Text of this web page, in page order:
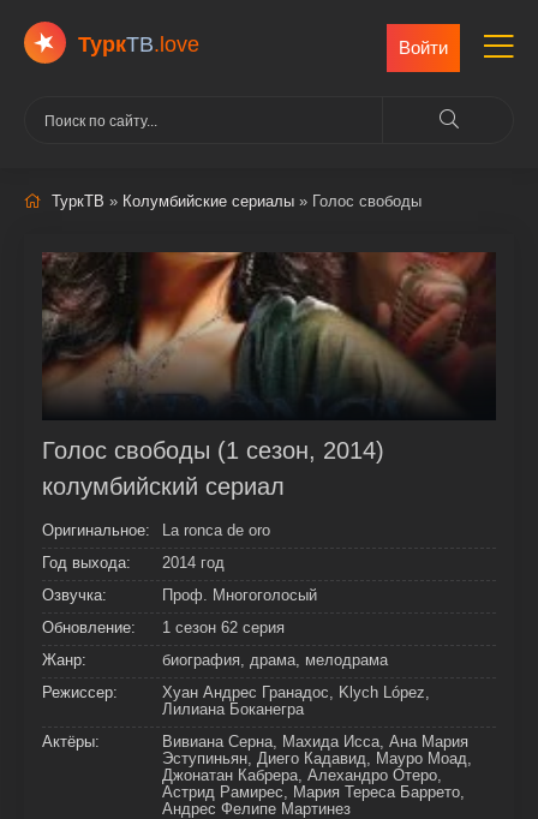
ТуркТВ.love Войти
ТуркТВ » Колумбийские сериалы » Голос свободы
Голос свободы (1 сезон, 2014)
колумбийский сериал
Оригинальное:
La ronca de oro
Год выхода:
2014 год
Озвучка:
Проф. Многоголосый
Обновление:
1 сезон 62 серия
Жанр:
биография, драма, мелодрама
Режиссер:
Хуан Андрес Гранадос, Klych López,
Лилиана Боканегра
Актёры:
Вивиана Серна, Махида Исса, Ана Мария
Эступиньян, Диего Кадавид, Мауро Моад,
Джонатан Кабрера, Алехандро Отеро,
Астрид Рамирес, Мария Тереса Баррето,
Андрес Фелипе Мартинез